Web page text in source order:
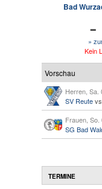
Bad
-
»
Kein
Vorschau
Herren, Sa.
SV Reute
Frauen,
SG Bad
TERMINE